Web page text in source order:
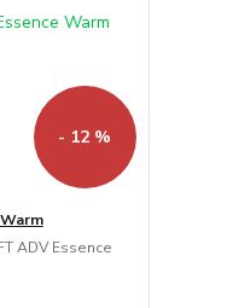
- 12 %
ADV Essence